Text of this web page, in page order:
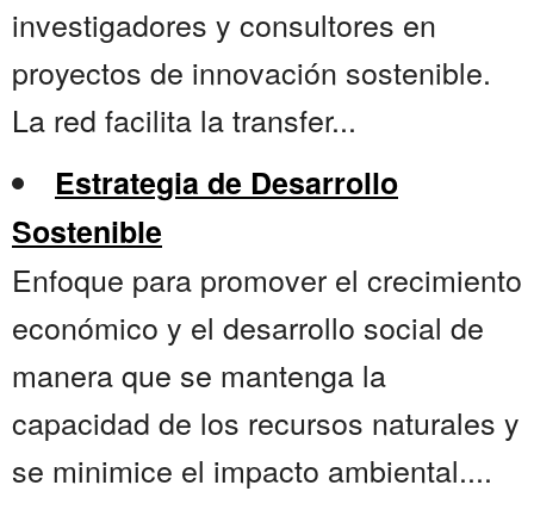
investigadores y consultores en
proyectos de innovación sostenible.
La red facilita la transfer...
Estrategia de Desarrollo
Sostenible
Enfoque para promover el crecimiento
económico y el desarrollo social de
manera que se mantenga la
capacidad de los recursos naturales y
se minimice el impacto ambiental....